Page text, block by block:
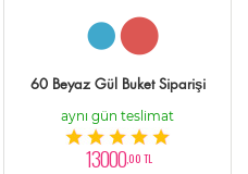
60 Beyaz Gül Buket Siparişi
aynı gün teslimat
13000,00 TL